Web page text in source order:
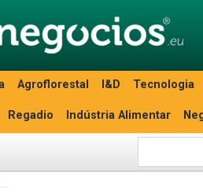
Agroflorestal I&D Tecnologia
Regadio Indústria Alimentar